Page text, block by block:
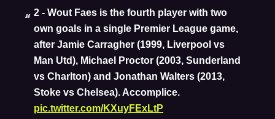
2 - Wout Faes is the fourth player with two
own goals in a single Premier League game,
after Jamie Carragher (1999, Liverpool vs
Man Utd), Michael Proctor (2003, Sunderland
vs Charlton) and Jonathan Walters (2013,
Stoke vs Chelsea). Accomplice.
pic.twitter.com/KXuyFExLtP